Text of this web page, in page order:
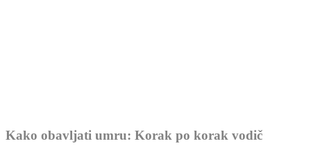
Kako obavljati umru: Korak po korak vodič